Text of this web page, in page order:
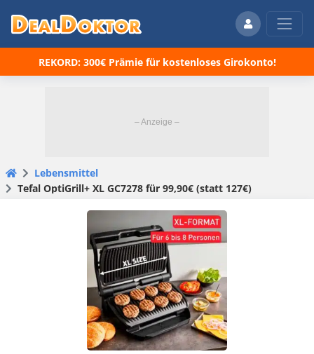
REKORD: 300€ Prämie für kostenloses Girokonto!
Lebensmittel
Tefal OptiGrill+ XL GC7278 für 99,90€ (statt 127€)